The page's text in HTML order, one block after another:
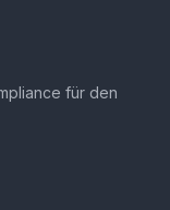
für den